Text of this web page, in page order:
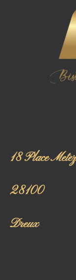
18 Place
28100
Dreux